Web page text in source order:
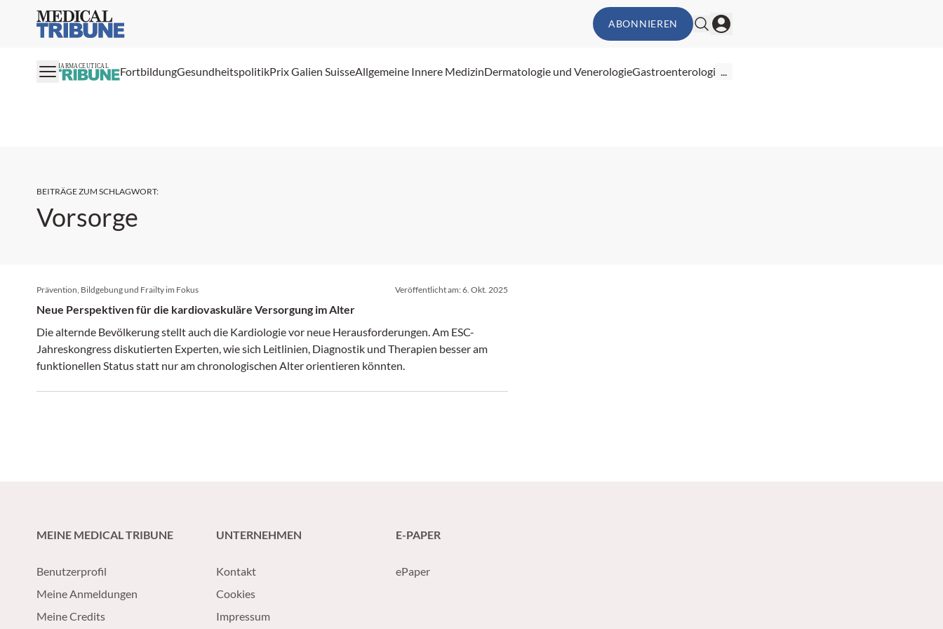
Medical Tribune ABONNIEREN
PHARMACEUTICAL FortbildungGesundheitspolitikPrix Galien SuisseAllgemeine Innere MedizinDermatologie und VenerologieGastroenterologie...
BEITRÄGE ZUM SCHLAGWORT:
Vorsorge
Prävention, Bildgebung und Frailty im Fokus Veröffentlicht am:6. Okt. 2025
Neue Perspektiven für die kardiovaskuläre Versorgung im Alter
Die alternde Bevölkerung stellt auch die Kardiologie vor neue Herausforderungen. Am ESC-
Jahreskongress diskutierten Experten, wie sich Leitlinien, Diagnostik und Therapien besser am
funktionellen Status statt nur am chronologischen Alter orientieren könnten.
MEINE MEDICAL TRIBUNE
Benutzerprofil
Meine Anmeldungen
Meine Credits
UNTERNEHMEN
Kontakt
Cookies
Impressum
E-PAPER
ePaper